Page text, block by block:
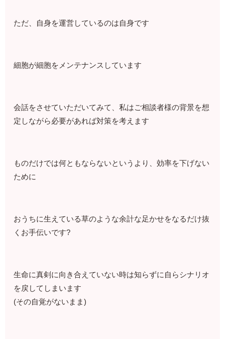
ただ、自身を運営しているのは自身です
細胞が細胞をメンテナンスしています
会話をさせていただいてみて、私はご相談者様の背景を想
定しながら必要があれば対策を考えます
ものだけでは何ともならないというより、効率を下げない
ために
おうちに生えている草のような余計な足かせをなるだけ抜
くお手伝いです?
生命に真剣に向き合えていない時は知らずに自らシナリオ
を戻してしまいます
(その自覚がないまま)